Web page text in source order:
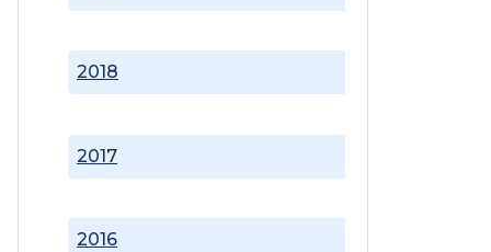
2016
2017
2018